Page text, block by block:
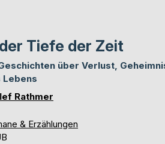
Tiefe der Zeit
über Verlust,
Lebens
Rathmer
& Erzählungen